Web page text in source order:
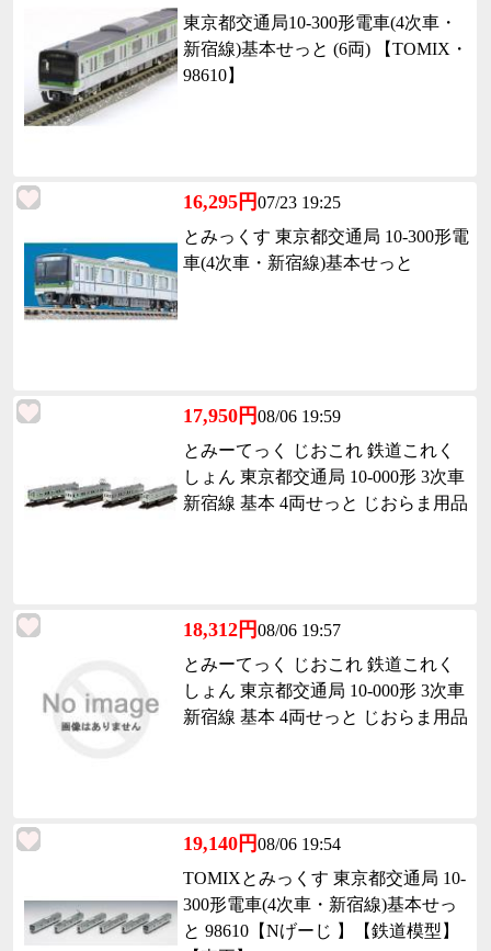
東京都交通局10-300形電車(4次車・
新宿線)基本せっと (6両) 【TOMIX・
98610】
16,295円07/23 19:25
とみっくす 東京都交通局 10-300形電
車(4次車・新宿線)基本せっと
17,950円08/06 19:59
とみーてっく じおこれ 鉄道これく
しょん 東京都交通局 10-000形 3次車
新宿線 基本 4両せっと じおらま用品
18,312円08/06 19:57
とみーてっく じおこれ 鉄道これく
しょん 東京都交通局 10-000形 3次車
新宿線 基本 4両せっと じおらま用品
19,140円08/06 19:54
TOMIXとみっくす 東京都交通局 10-
300形電車(4次車・新宿線)基本せっ
と 98610【Nげーじ 】【鉄道模型】